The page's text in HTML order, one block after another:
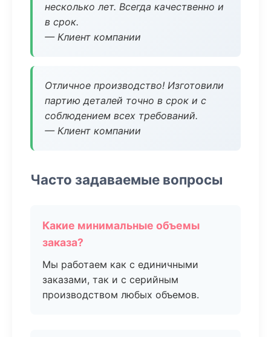
несколько лет. Всегда качественно и
в срок.
— Клиент компании
Отличное производство! Изготовили
партию деталей точно в срок и с
соблюдением всех требований.
— Клиент компании
Часто задаваемые вопросы
Какие минимальные объемы
заказа?
Мы работаем как с единичными
заказами, так и с серийным
производством любых объемов.